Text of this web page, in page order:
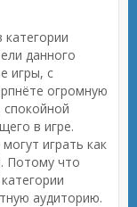
категории
данного
игры, с
огромную
спокойной
в игре.
играть как
Потому что
аудиторию.